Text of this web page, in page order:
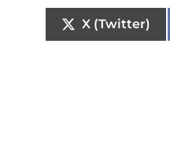
X (Twitter)